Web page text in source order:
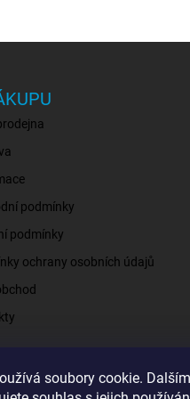
soubory cookie.
podmínky
podmínky
ochrany osobních údajů